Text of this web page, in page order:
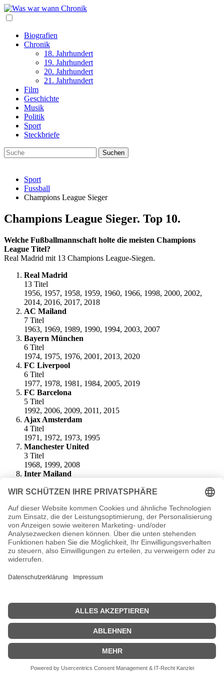
Biografien
Chronik
18. Jahrhundert
19. Jahrhundert
20. Jahrhundert
21. Jahrhundert
Film
Geschichte
Musik
Politik
Sport
Steckbriefe
Sport
Fussball
Champions League Sieger
Champions League Sieger. Top 10.
Welche Fußballmannschaft holte die meisten Champions
League Titel?
Real Madrid mit 13 Champions League-Siegen.
Real Madrid
13 Titel
1956, 1957, 1958, 1959, 1960, 1966, 1998, 2000, 2002,
2014, 2016, 2017, 2018
AC Mailand
7 Titel
1963, 1969, 1989, 1990, 1994, 2003, 2007
Bayern München
6 Titel
1974, 1975, 1976, 2001, 2013, 2020
FC Liverpool
6 Titel
1977, 1978, 1981, 1984, 2005, 2019
FC Barcelona
5 Titel
1992, 2006, 2009, 2011, 2015
Ajax Amsterdam
4 Titel
1971, 1972, 1973, 1995
Manchester United
3 Titel
1968, 1999, 2008
Inter Mailand
1964, 1965, 2010
2 Titel
1985, 1996
Benfica Lissabon
2 Titel
1961, 1962
FC Porto
2 Titel
1987, 2004
Nothingham Forest
Champions League Geschichte>>
Champions League Sieger Liste
| © 2013–2023 was-war-wann.de. Alle Rechte vorbehalten. |
Impressum| Kurbio deutsch | Kurzbiografie |